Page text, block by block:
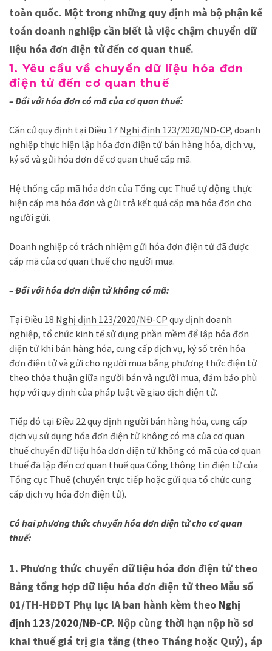
toàn quốc. Một trong những quy định mà bộ phận kế
toán doanh nghiệp cần biết là việc chậm chuyển dữ
liệu hóa đơn điện tử đến cơ quan thuế.
1. Yêu cầu về chuyển dữ liệu hóa đơn
điện tử đến cơ quan thuế
– Đối với hóa đơn có mã của cơ quan thuế:
Căn cứ quy định tại Điều 17 Nghị định 123/2020/NĐ-CP, doanh
nghiệp thực hiện lập hóa đơn điện tử bán hàng hóa, dịch vụ,
ký số và gửi hóa đơn để cơ quan thuế cấp mã.
Hệ thống cấp mã hóa đơn của Tổng cục Thuế tự động thực
hiện cấp mã hóa đơn và gửi trả kết quả cấp mã hóa đơn cho
người gửi.
Doanh nghiệp có trách nhiệm gửi hóa đơn điện tử đã được
cấp mã của cơ quan thuế cho người mua.
– Đối với hóa đơn điện tử không có mã:
Tại Điều 18 Nghị định 123/2020/NĐ-CP quy định doanh
nghiệp, tổ chức kinh tế sử dụng phần mềm để lập hóa đơn
điện tử khi bán hàng hóa, cung cấp dịch vụ, ký số trên hóa
đơn điện tử và gửi cho người mua bằng phương thức điện tử
theo thỏa thuận giữa người bán và người mua, đảm bảo phù
hợp với quy định của pháp luật về giao dịch điện tử.
Tiếp đó tại Điều 22 quy định người bán hàng hóa, cung cấp
dịch vụ sử dụng hóa đơn điện tử không có mã của cơ quan
thuế chuyển dữ liệu hóa đơn điện tử không có mã của cơ quan
thuế đã lập đến cơ quan thuế qua Cổng thông tin điện tử của
Tổng cục Thuế (chuyển trực tiếp hoặc gửi qua tổ chức cung
cấp dịch vụ hóa đơn điện tử).
Có hai phương thức chuyển hóa đơn điện tử cho cơ quan
thuế:
1. Phương thức chuyển dữ liệu hóa đơn điện tử theo
Bảng tổng hợp dữ liệu hóa đơn điện tử theo Mẫu số
01/TH-HĐĐT Phụ lục IA ban hành kèm theo Nghị
định 123/2020/NĐ-CP. Nộp cùng thời hạn nộp hồ sơ
khai thuế giá trị gia tăng (theo Tháng hoặc Quý), áp